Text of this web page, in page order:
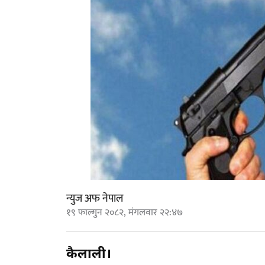
न्युज अफ नेपाल
१९ फाल्गुन २०८२, मंगलवार २२:४७
कैलाली।